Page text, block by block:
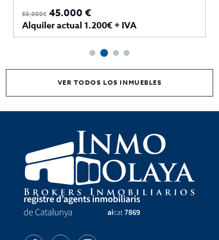
50.000€ 45.000 €
Alquiler actual 1.200€ + IVA
VER TODOS LOS INMUEBLES